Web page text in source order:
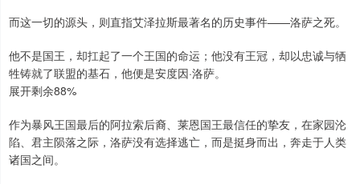
而这一切的源头，则直指艾泽拉斯最著名的历史事件——洛萨之死。
他不是国王，却扛起了一个王国的命运；他没有王冠，却以忠诚与牺
牲铸就了联盟的基石，他便是安度因·洛萨。
展开剩余88%
作为暴风王国最后的阿拉索后裔、莱恩国王最信任的挚友，在家园沦
陷、君主陨落之际，洛萨没有选择逃亡，而是挺身而出，奔走于人类
诸国之间。